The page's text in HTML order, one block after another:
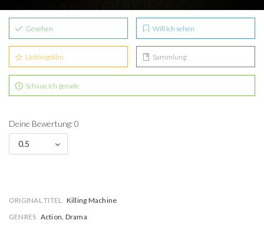
Gesehen Will ich sehen
Lieblingsfilm Sammlung
Schaue ich gerade
Deine Bewertung: 0
0.5
ORIGINAL TITEL Killing Machine
GENRES Action, Drama